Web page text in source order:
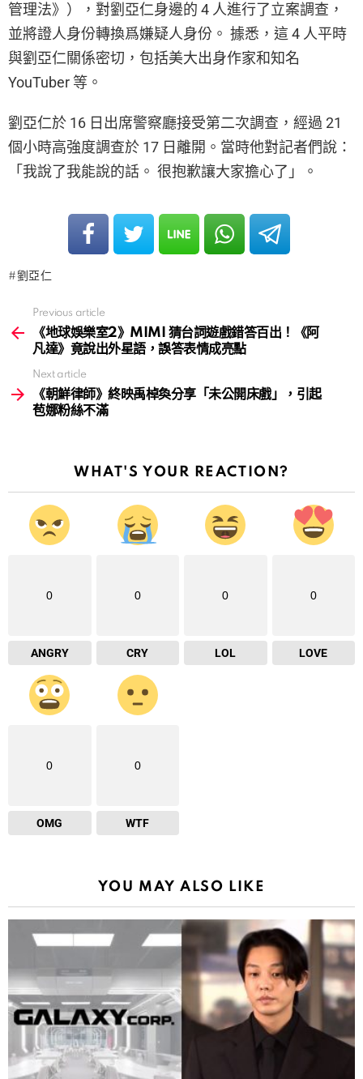
管理法》），對劉亞仁身邊的 4 人進行了立案調查，
並將證人身份轉換爲嫌疑人身份。 據悉，這 4 人平時
與劉亞仁關係密切，包括美大出身作家和知名
YouTuber 等。
劉亞仁於 16 日出席警察廳接受第二次調查，經過 21
個小時高強度調查於 17 日離開。當時他對記者們說：
「我說了我能說的話。 很抱歉讓大家擔心了」。
劉亞仁
more
Previous article
《地球娛樂室2》MIMI 猜台詞遊戲錯答百出！《阿
凡達》竟說出外星語，誤答表情成亮點
Next article
《朝鮮律師》終映禹棹奐分享「未公開床戲」，引起
苞娜粉絲不滿
WHAT'S YOUR REACTION?
0
ANGRY
0
CRY
0
LOL
0
LOVE
0
OMG
0
WTF
YOU MAY ALSO LIKE